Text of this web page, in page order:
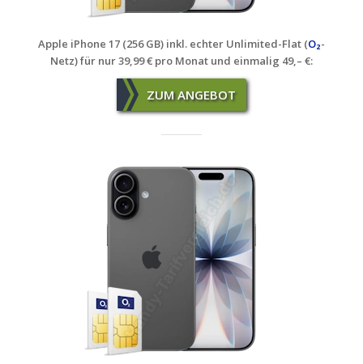
Apple iPhone 17 (256 GB) inkl. echter Unlimited-Flat (O₂-
Netz)für nur 39,99 € pro Monat und einmalig 49,– €:
ZUM ANGEBOT